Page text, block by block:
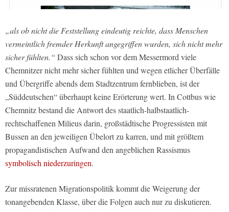
„als ob nicht die Feststellung eindeutig reichte, dass Menschen
vermeintlich fremder Herkunft angegriffen wurden, sich nicht mehr
sicher fühlten.“ Dass sich schon vor dem Messermord viele
Chemnitzer nicht mehr sicher fühlten und wegen etlicher Überfälle
und Übergriffe abends dem Stadtzentrum fernblieben, ist der
„Süddeutschen“ überhaupt keine Erörterung wert. In Cottbus wie
Chemnitz bestand die Antwort des staatlich-halbstaatlich-
rechtschaffenen Milieus darin, großstädtische Progressisten mit
Bussen an den jeweiligen Übelort zu karren, und mit größtem
propagandistischen Aufwand den angeblichen Rassismus
symbolisch niederzuringen.
Zur missratenen Migrationspolitik kommt die Weigerung der
tonangebenden Klasse, über die Folgen auch nur zu diskutieren.